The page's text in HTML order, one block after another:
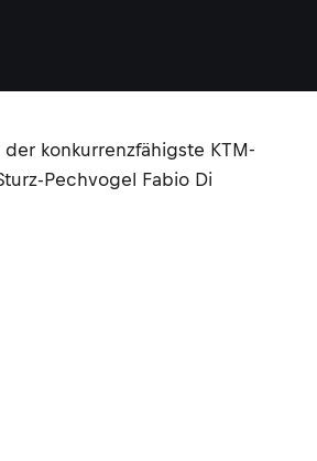
konkurrenzfähigste KTM-
Pechvogel Fabio Di